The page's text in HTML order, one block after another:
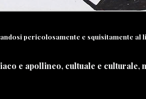
pericolosamente e squisitamente
e apollineo, cultuale e culturale,